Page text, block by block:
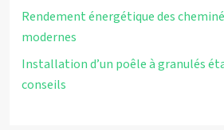
Rendement énergétique des
modernes
Installation d’un poêle à granulés
conseils